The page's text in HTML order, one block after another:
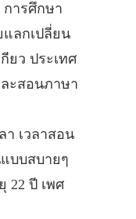
ารศึกษา
ลกเปลี่ยน
ยว ประเทศ
ะสอนภาษา
า เวลาสอน
บบสบายๆ
22 ปี เพศ